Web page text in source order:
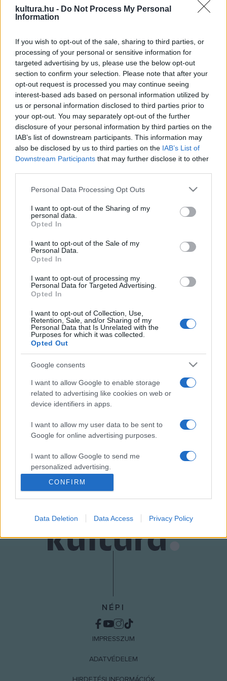
kultura.hu - Do Not Process My Personal
Information
If you wish to opt-out of the sale, sharing to third parties, or
processing of your personal or sensitive information for
targeted advertising by us, please use the below opt-out
section to confirm your selection. Please note that after your
opt-out request is processed you may continue seeing
interest-based ads based on personal information utilized by
us or personal information disclosed to third parties prior to
your opt-out. You may separately opt-out of the further
disclosure of your personal information by third parties on the
IAB’s list of downstream participants. This information may
also be disclosed by us to third parties on the IAB’s List of
Downstream Participants that may further disclose it to other
Please note that this website/app uses one or more Google
not limited to your visit or usage behaviour. You may click to
grant or deny consent to Google and its third-party tags to
use your data for below specified purposes in below Google
consent section.
Personal Data Processing Opt Outs
I want to opt-out of the Sharing of my
personal data.
Opted In
I want to opt-out of the Sale of my
Personal Data.
Opted In
I want to opt-out of processing my
Personal Data for Targeted Advertising.
Opted In
I want to opt-out of Collection, Use,
Retention, Sale, and/or Sharing of my
Personal Data that Is Unrelated with the
Purposes for which it was collected.
Opted Out
Google consents
I want to allow Google to enable storage
related to advertising like cookies on web or
device identifiers in apps.
I want to allow my user data to be sent to
Google for online advertising purposes.
I want to allow Google to send me
personalized advertising.
related to analytics like cookies on web or
related to functionality of the website or app.
related to security, including authentication
CONFIRM
Data Deletion Data Access Privacy Policy
Az új film a Helm-szurdok erődjének történetét tárja fel, és
toronyeseményei előtt játszódik.A két toronyegy hosszú
csatajelenete a szurdok erődjében zajlik. Az anime elvezet
Rohan királya, Pörölykezű Helm vérzivataros korszakába.
A filmet Kamijama Kendzsi legendás
japán animerendező, többek között a
Blade Runner: Black Lotus-sorozat
alkotója jegyzi.
Két évtizede a New Line mutatta be Peter JacksonA
Gyűrűk Ura: A Gyűrű Szövetségecímű filmjét. Jackson
harmadik filmje,A Gyűrűk Ura: A király visszatér
elnyerte a
legjobb film Oscar-díját, a trilógia 17 Oscarjának egyikét.
forintot) hozott, Jackson pedig megrendezte a J. R. R.
Tolkien regényén alapuló
Az anime bemutatójának dátumát egy nappal az után
Gyűrűk Uraelőzményfilmjéről,A hatalom gyűrűi
ről, amelyet
egymilliárd dolláros költségvetése miatt minden idők
legdrágább tévés produkciójaként emlegetnek.
VILÁG
MEGOSZTÁS
NÉPI
IMPRESSZUM
ADATVÉDELEM
HIRDETÉSI INFORMÁCIÓK